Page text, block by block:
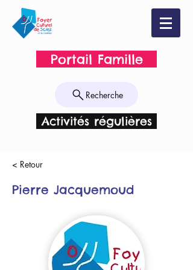
Portail Famille
Recherche
Activités régulières
< Retour
Pierre Jacquemoud